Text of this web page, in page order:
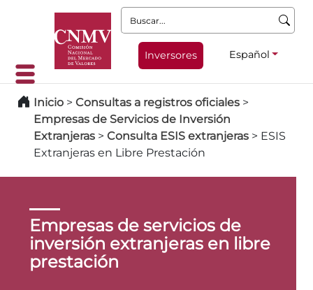
Buscar:
Inversores Español
Inicio > Consultas a registros oficiales >
Empresas de Servicios de Inversión
Extranjeras > Consulta ESIS extranjeras > ESIS
Extranjeras en Libre Prestación
Empresas de servicios de
inversión extranjeras en libre
prestación